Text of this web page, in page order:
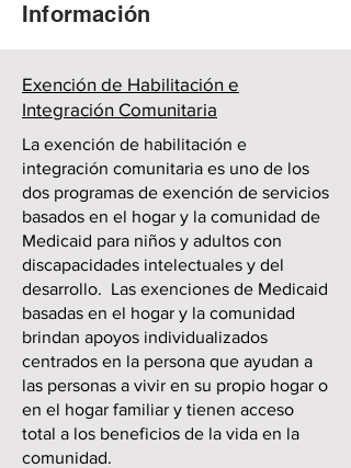
Información
Exención de Habilitación e
Integración Comunitaria
La exención de habilitación e
integración comunitaria es uno de los
dos programas de exención de servicios
basados en el hogar y la comunidad de
Medicaid para niños y adultos con
discapacidades intelectuales y del
desarrollo. Las exenciones de Medicaid
basadas en el hogar y la comunidad
brindan apoyos individualizados
centrados en la persona que ayudan a
las personas a vivir en su propio hogar o
en el hogar familiar y tienen acceso
total a los beneficios de la vida en la
comunidad.